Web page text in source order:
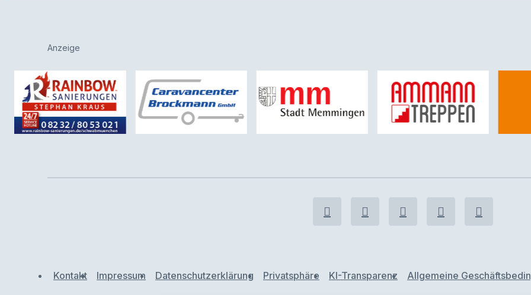
Anzeige
Kontakt Impressum Datenschutzerklärung Privatsphäre KI-Transparenz Allgemeine